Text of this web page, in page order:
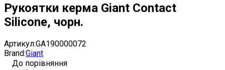
Рукоятки керма Giant Contact
Silicone, чорн.
Артикул:GA190000072
Brand:Giant
До порівняння